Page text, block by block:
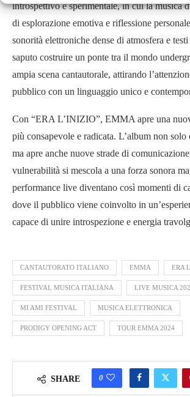
introspettivo e sperimentale, in cui la musica
di esplorazione emotiva e riflessione
sonorità elettroniche dense di atmosfera e
saputo costruire un ponte tra il mondo
ampia scena cantautorale, attirando
pubblico con un linguaggio unico e
Con “ERA L’INIZIO”, EMMA apre una
più consapevole e radicata. L’album non
ma apre anche nuove strade di
vulnerabilità si mescola a una forza sonora
performance live diventano così momenti di
dove il pubblico viene coinvolto in
capace di unire introspezione e energia
CANTAUTORATO ITALIANO EMMA ERA
FESTIVAL MUSICA ITALIANA LIVE MUSICA
MI AMI FESTIVAL MUSICA ELETTRONICA
PRODIGY OPENING ACT TOUR EMMA 2024
SHARE 0